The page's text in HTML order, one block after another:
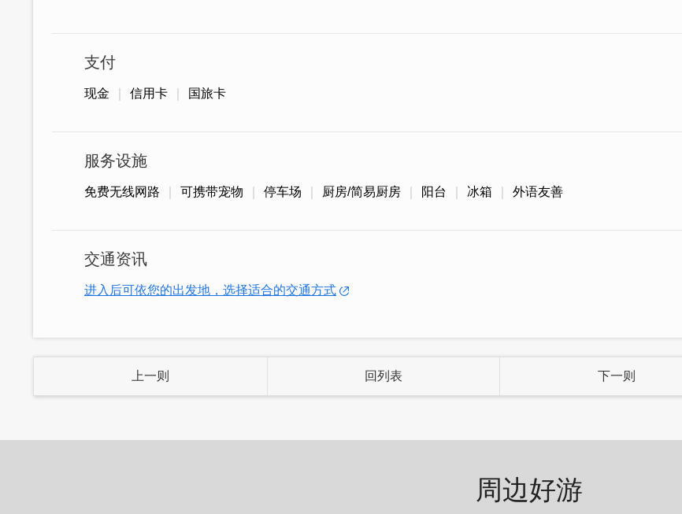
迹文化，并分享在社群平台，透过照片彷佛能感受阳光洒落的温度。
支付
现金 信用卡 国旅卡
服务设施
免费无线网路 可携带宠物 停车场 厨房/简易厨房 阳台 冰箱 外语友善
交通资讯
进入后可依您的出发地，选择适合的交通方式
上一则 回列表 下一则
周边好游